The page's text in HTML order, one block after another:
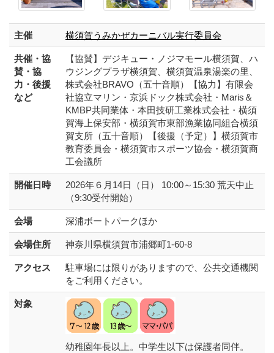
主催 横須賀うみかぜカーニバル実行委員会
共催・協
賛・協
力・後援
など
【協賛】デジキュー・ノジマモール横須賀、ハ
ウジングプラザ横須賀、横須賀温泉湯楽の里、
株式会社BRAVO（五十音順）【協力】有限会
社協立マリン・京浜ドック株式会社・Maris＆
KMBP共同業体・本田技研工業株式会社・横須
賀海上保安部・横須賀市東部漁業協同組合横須
賀支所（五十音順）【後援（予定）】横須賀市
教育委員会・横須賀市スポーツ協会・横須賀商
工会議所
開催日時
2026年６月14日（日） 10:00～15:30 荒天中止
（9:30受付開始）
会場 深浦ボートパークほか
会場住所 神奈川県横須賀市浦郷町1-60-8
アクセス
駐車場には限りがありますので、公共交通機関
をご利用ください。
対象
幼稚園年長以上。中学生以下は保護者同伴。